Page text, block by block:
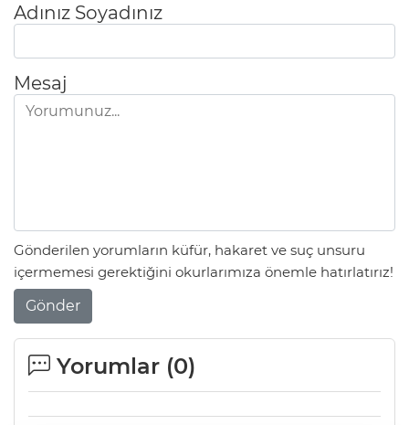
Adınız Soyadınız
Mesaj
Gönderilen yorumların küfür, hakaret ve suç unsuru
içermemesi gerektiğini okurlarımıza önemle hatırlatırız!
Gönder
Yorumlar (0)